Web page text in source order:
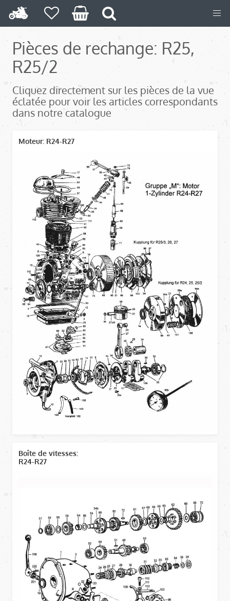
Pièces de rechange: R25,
R25/2
Cliquez directement sur les pièces de la vue
éclatée pour voir les articles correspondants
dans notre catalogue
Moteur: R24-R27
Boîte de vitesses:
R24-R27